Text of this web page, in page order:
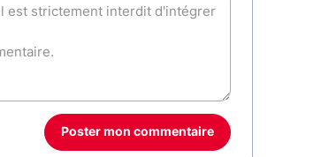
Poster mon commentaire